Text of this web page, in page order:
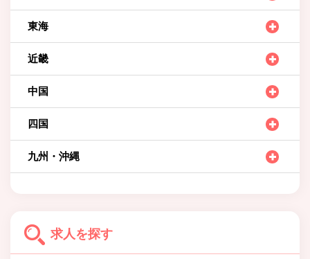
東海
近畿
中国
四国
九州・沖縄
求人を探す